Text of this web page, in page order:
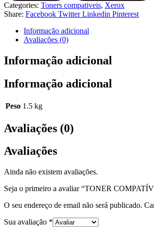
Categories: Toners compativeis, Xerox
Share: Facebook Twitter Linkedin Pinterest
Informação adicional
Avaliações (0)
Informação adicional
Informação adicional
Peso 1.5 kg
Avaliações (0)
Avaliações
Ainda não existem avaliações.
Seja o primeiro a avaliar “TONER
O seu endereço de email não será publicado.
Sua avaliação *